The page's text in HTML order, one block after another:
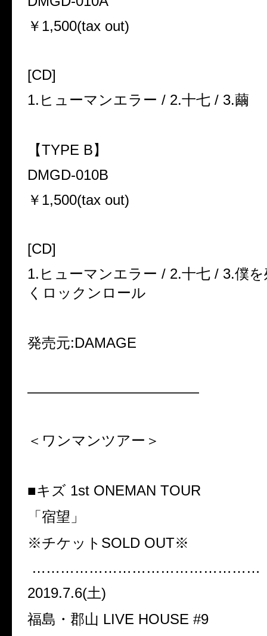
￥1,500(tax out)
[CD]
1.ヒューマンエラー / 2.十七 / 3.繭
【TYPE B】
DMGD-010B
￥1,500(tax out)
[CD]
1.ヒューマンエラー / 2.十七 / 3.僕
くロックンロール
発売元:DAMAGE
————————————
＜ワンマンツアー＞
■キズ 1st ONEMAN TOUR
「宿望」
※チケットSOLD OUT※
…………………………………………
2019.7.6(土)
福島・郡山 LIVE HOUSE #9